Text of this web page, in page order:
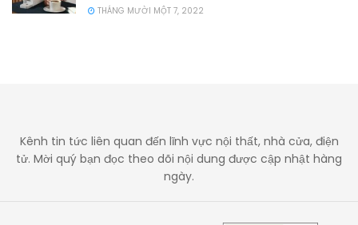
THÁNG MƯỜI MỘT 7, 2022
Kênh tin tức liên quan đến lĩnh vực nội thất, nhà cửa, điện
tử. Mời quý bạn đọc theo dõi nội dung được cập nhật hàng
ngày.